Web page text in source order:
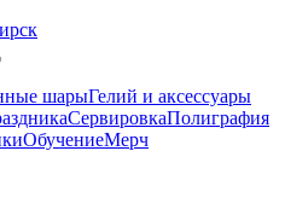
шарыГелий и аксессуары
СервировкаПолиграфия
ОбучениеМерч